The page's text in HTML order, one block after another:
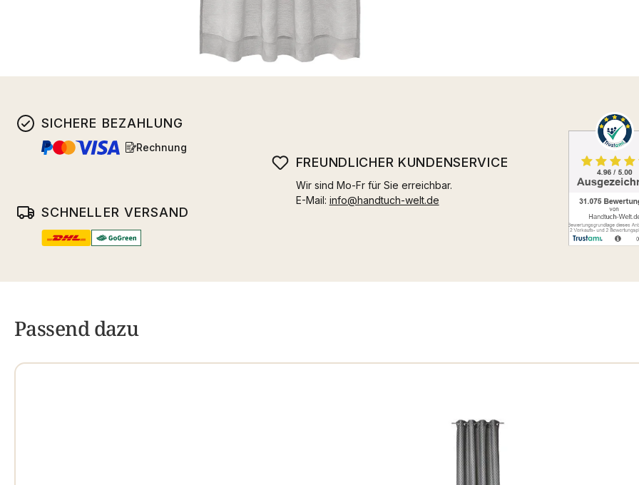
SICHERE BEZAHLUNG
Rechnung
SCHNELLER VERSAND
FREUNDLICHER KUNDENSERVICE
Wir sind Mo-Fr für Sie erreichbar.
E-Mail: info@handtuch-welt.de
Passend dazu